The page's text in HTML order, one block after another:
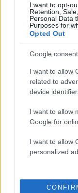
I want to opt-
Retention,
Personal Data
Purposes for
Opted Out
Google
I want to allow
related to
device
I want to allow
Google for
I want to allow
personalized
Η Ελένη
γιορτή του
χρόνια μου
«Αφιέρωσε
ανθρώπους
δήλωση της
Λίζα που
Ριτσώνας το
Ψάθα
Πιο
Κύπρου:
είσοδος